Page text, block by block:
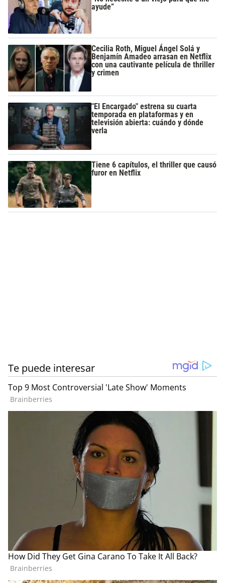
ayude”
Cecilia Roth, Miguel Ángel Solá y
Benjamín Amadeo arrasan en Netflix
con una cautivante película de thriller
y crimen
"El Encargado" estrena su cuarta
temporada en plataformas y en
televisión abierta: cuándo y dónde
verla
Tiene 6 capítulos, el thriller que causó
furor en Netflix